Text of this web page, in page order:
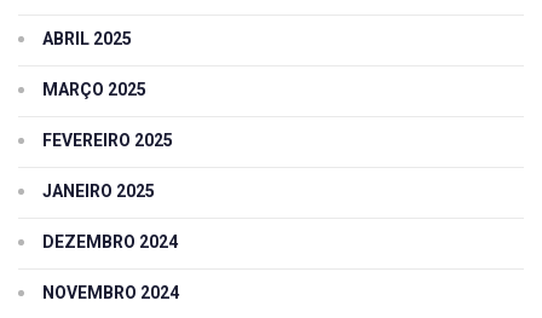
ABRIL 2025
MARÇO 2025
FEVEREIRO 2025
JANEIRO 2025
DEZEMBRO 2024
NOVEMBRO 2024